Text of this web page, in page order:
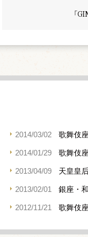
「
2014/03/02 歌舞伎
2014/01/29 歌舞伎
2013/04/09 天皇皇
2013/02/01 銀座・
2012/11/21 歌舞伎